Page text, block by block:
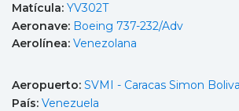
Matícula: YV302T
Aeronave: Boeing 737-232/Adv
Aerolínea: Venezolana
Aeropuerto: SVMI - Caracas Simon
País: Venezuela